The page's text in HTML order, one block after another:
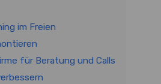
im Freien
für Beratung und Calls